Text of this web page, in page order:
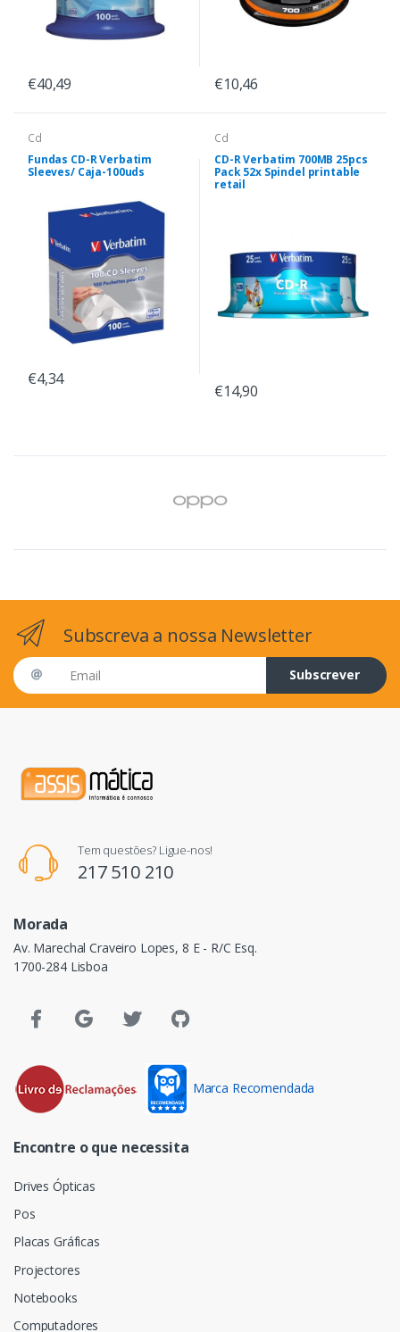
€40,49 €10,46
Cd
Fundas CD-R Verbatim
Sleeves/ Caja-100uds
€4,34
Cd
CD-R Verbatim 700MB 25pcs
Pack 52x Spindel printable
retail
€14,90
Subscreva a nossa Newsletter
Email address
Subscrever
Tem questões? Ligue-nos!
217 510 210
Morada
Av. Marechal Craveiro Lopes, 8 E - R/C Esq.
1700-284 Lisboa
Marca Recomendada
Encontre o que necessita
Drives Ópticas
Pos
Placas Gráficas
Projectores
Notebooks
Computadores